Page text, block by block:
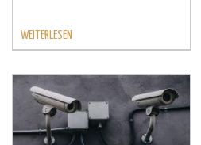
WEITERLESEN